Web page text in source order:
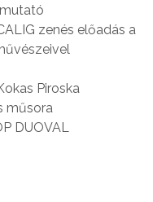
zenés előadás a
Piroska
műsora
DUOVAL